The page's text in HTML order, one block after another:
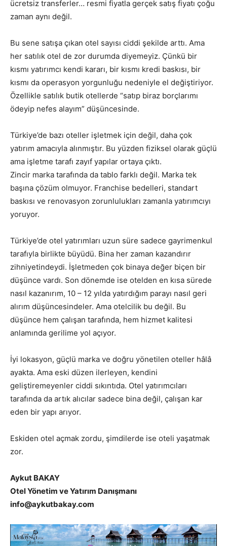
ücretsiz transferler… resmi fiyatla gerçek satış fiyatı çoğu
zaman aynı değil.
Bu sene satışa çıkan otel sayısı ciddi şekilde arttı. Ama
her satılık otel de zor durumda diyemeyiz. Çünkü bir
kısmı yatırımcı kendi kararı, bir kısmı kredi baskısı, bir
kısmı da operasyon yorgunluğu nedeniyle el değiştiriyor.
Özellikle satılık butik otellerde “satıp biraz borçlarımı
ödeyip nefes alayım” düşüncesinde.
Türkiye’de bazı oteller işletmek için değil, daha çok
yatırım amacıyla alınmıştır. Bu yüzden fiziksel olarak güçlü
ama işletme tarafı zayıf yapılar ortaya çıktı.
Zincir marka tarafında da tablo farklı değil. Marka tek
başına çözüm olmuyor. Franchise bedelleri, standart
baskısı ve renovasyon zorunlulukları zamanla yatırımcıyı
yoruyor.
Türkiye’de otel yatırımları uzun süre sadece gayrimenkul
tarafıyla birlikte büyüdü. Bina her zaman kazandırır
zihniyetindeydi. İşletmeden çok binaya değer biçen bir
düşünce vardı. Son dönemde ise otelden en kısa sürede
nasıl kazanırım, 10 – 12 yılda yatırdığım parayı nasıl geri
alırım düşüncesindeler. Ama otelcilik bu değil. Bu
düşünce hem çalışan tarafında, hem hizmet kalitesi
anlamında gerilime yol açıyor.
İyi lokasyon, güçlü marka ve doğru yönetilen oteller hâlâ
ayakta. Ama eski düzen ilerleyen, kendini
geliştiremeyenler ciddi sıkıntıda. Otel yatırımcıları
tarafında da artık alıcılar sadece bina değil, çalışan kar
eden bir yapı arıyor.
Eskiden otel açmak zordu, şimdilerde ise oteli yaşatmak
zor.
Aykut BAKAY
Otel Yönetim ve Yatırım Danışmanı
info@aykutbakay.com